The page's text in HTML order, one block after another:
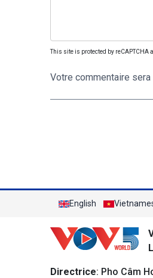
This site is protected by reCAPTCHA
Votre commentaire
English
Directrice: Pho Câm